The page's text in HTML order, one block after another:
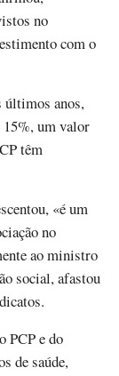
no
com o
últimos anos,
15%, um valor
têm
«é um
no
ao ministro
social, afastou
PCP e do
de saúde,